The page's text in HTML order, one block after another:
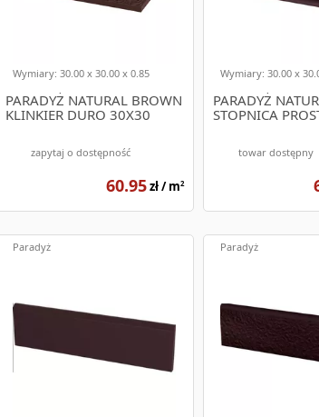
PARADYŻ NATURAL BROWN
KLINKIER DURO 30X30
Wymiary: 30.00 x 30.00 x 0.85
zapytaj o dostępność
60.95zł / m2
PARADYŻ
STOPNICA
Wymiary: 30.00 x
towar dostępny
Paradyż Paradyż